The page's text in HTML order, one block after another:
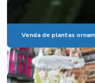
Paisagismo em valinhos
Palmeiras para condomínios
Palmeiras para
Venda de plantas